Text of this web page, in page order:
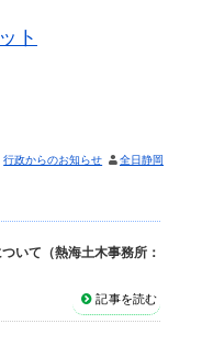
ト
,行政からのお知らせ 全日静岡
いて（熱海土木事務所：
記事を読む